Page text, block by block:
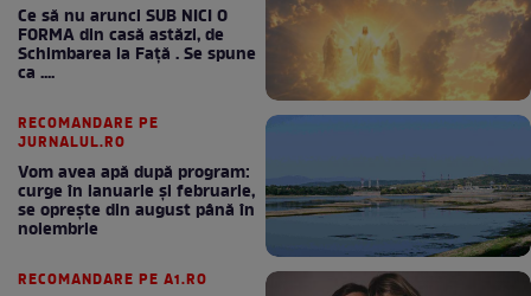
Ce să nu arunci SUB NICI O
FORMA din casă astăzi, de
Schimbarea la Față . Se spune
ca ....
RECOMANDARE PE
JURNALUL.RO
Vom avea apă după program:
curge în ianuarie și februarie,
se oprește din august până în
noiembrie
RECOMANDARE PE A1.RO